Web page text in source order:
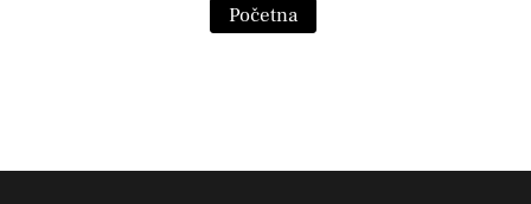
Početna